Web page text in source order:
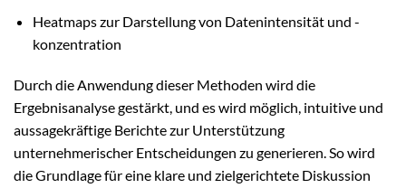
Heatmaps zur Darstellung von Datenintensität und -
konzentration
Durch die Anwendung dieser Methoden wird die
Ergebnisanalyse gestärkt, und es wird möglich, intuitive und
aussagekräftige Berichte zur Unterstützung
unternehmerischer Entscheidungen zu generieren. So wird
die Grundlage für eine klare und zielgerichtete Diskussion